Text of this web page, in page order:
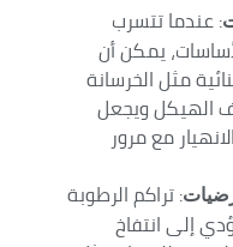
: عندما تتسرب
يمكن أن
مثل الخرسانة
الهيكل ويجعل
مع مرور
: تراكم الرطوبة
إلى انتفاخ